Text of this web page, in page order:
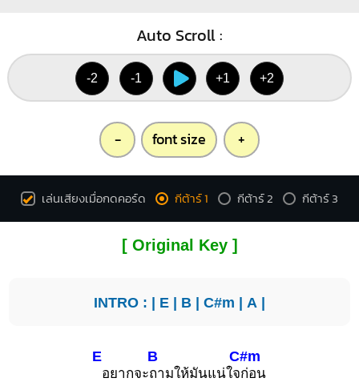
Auto Scroll :
-2 -1 +1 +2
- font size +
เล่นเสียงเมื่อกดคอร์ด กีต้าร์ 1 กีต้าร์ 2 กีต้าร์ 3
[ Original Key ]
INTRO : | E | B | C#m | A |
E
อยากจะ
B
ถามให้มันแน่ใจ
C#m
ก่อน